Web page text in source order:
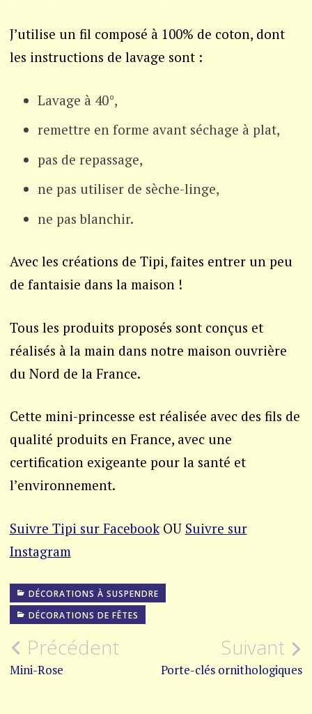
J’utilise un fil composé à 100% de coton, dont
les instructions de lavage sont :
Lavage à 40°,
remettre en forme avant séchage à plat,
pas de repassage,
ne pas utiliser de sèche-linge,
ne pas blanchir.
Avec les créations de Tipi, faites entrer un peu
de fantaisie dans la maison !
Tous les produits proposés sont conçus et
réalisés à la main dans notre maison ouvrière
du Nord de la France.
Cette mini-princesse est réalisée avec des fils de
qualité produits en France, avec une
certification exigeante pour la santé et
l’environnement.
Suivre Tipi sur FacebookOU Suivre sur
Instagram
DÉCORATIONS À SUSPENDRE
DÉCORATIONS DE FÊTES
Navigation
de
Précédent
Mini-Rose
Suivant
Porte-clés ornithologiques